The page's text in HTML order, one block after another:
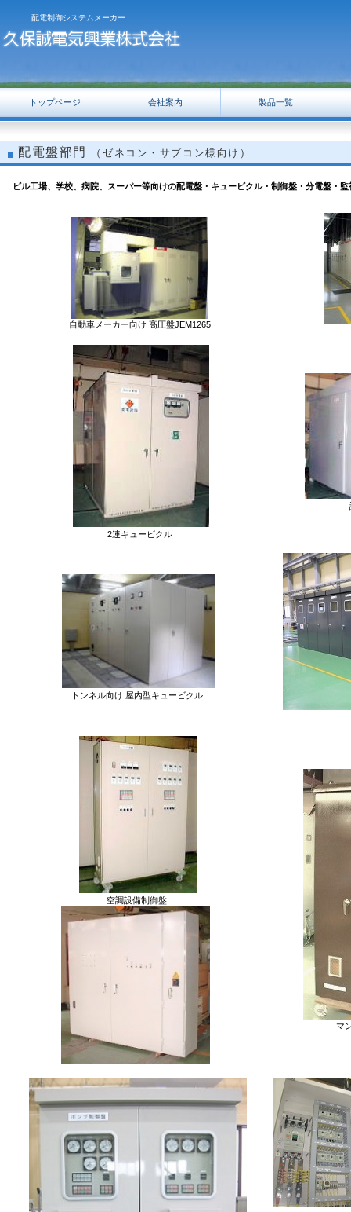
配電制御システムメーカー
配電盤部門 （ゼネコン・サブコン様向け）
ビル工場、学校、病院、スーパー等向けの配電盤・キュービクル・制御盤・分電盤・
自動車メーカー向け 高圧盤JEM1265
2連キュービクル
トンネル向け 屋内型キュービクル
空調設備制御盤
マ
トップページ 会社案内 製品一覧